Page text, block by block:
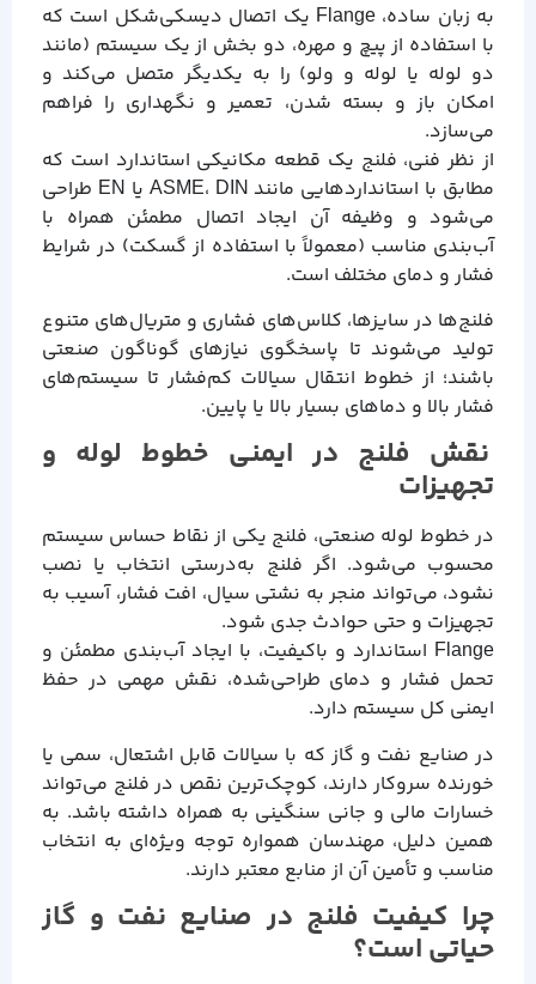
به زبان ساده، Flange یک اتصال دیسکی‌شکل است که
با استفاده از پیچ و مهره، دو بخش از یک سیستم (مانند
دو لوله یا لوله و ولو) را به یکدیگر متصل می‌کند و
امکان باز و بسته شدن، تعمیر و نگهداری را فراهم
می‌سازد.
از نظر فنی، فلنج یک قطعه مکانیکی استاندارد است که
مطابق با استانداردهایی مانند ASME، DIN یا EN طراحی
می‌شود و وظیفه آن ایجاد اتصال مطمئن همراه با
آب‌بندی مناسب (معمولاً با استفاده از گسکت) در شرایط
فشار و دمای مختلف است.
فلنج‌ها در سایزها، کلاس‌های فشاری و متریال‌های متنوع
تولید می‌شوند تا پاسخگوی نیازهای گوناگون صنعتی
باشند؛ از خطوط انتقال سیالات کم‌فشار تا سیستم‌های
فشار بالا و دماهای بسیار بالا یا پایین.
نقش فلنج در ایمنی خطوط لوله و
تجهیزات
در خطوط لوله صنعتی، فلنج یکی از نقاط حساس سیستم
محسوب می‌شود. اگر فلنج به‌درستی انتخاب یا نصب
نشود، می‌تواند منجر به نشتی سیال، افت فشار، آسیب به
تجهیزات و حتی حوادث جدی شود.
Flange استاندارد و باکیفیت، با ایجاد آب‌بندی مطمئن و
تحمل فشار و دمای طراحی‌شده، نقش مهمی در حفظ
ایمنی کل سیستم دارد.
در صنایع نفت و گاز که با سیالات قابل اشتعال، سمی یا
خورنده سروکار دارند، کوچک‌ترین نقص در فلنج می‌تواند
خسارات مالی و جانی سنگینی به همراه داشته باشد. به
همین دلیل، مهندسان همواره توجه ویژه‌ای به انتخاب
مناسب و تأمین آن از منابع معتبر دارند.
چرا کیفیت فلنج در صنایع نفت و گاز
حیاتی است؟